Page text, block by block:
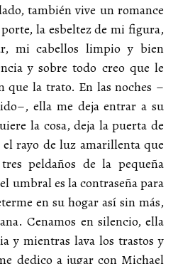
también vive un romance
la esbeltez de mi figura,
mi cabellos limpio y bien
y sobre todo creo que le
que la trato. En las noches –
ella me deja entrar a su
la cosa, deja la puerta de
rayo de luz amarillenta que
peldaños de la pequeña
umbral es la contraseña para
en su hogar así sin más,
Cenamos en silencio, ella
y mientras lava los trastos y
dedico a jugar con Michael